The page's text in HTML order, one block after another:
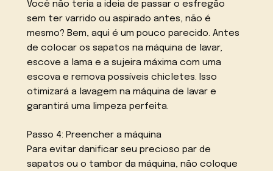
Você não teria a ideia de passar o esfregão
sem ter varrido ou aspirado antes, não é
mesmo? Bem, aqui é um pouco parecido. Antes
de colocar os sapatos na máquina de lavar,
escove a lama e a sujeira máxima com uma
escova e remova possíveis chicletes. Isso
otimizará a lavagem na máquina de lavar e
garantirá uma limpeza perfeita.
Passo 4: Preencher a máquina
Para evitar danificar seu precioso par de
sapatos ou o tambor da máquina, não coloque